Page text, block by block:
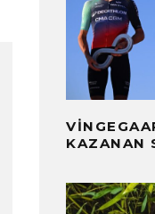
KAZANAN